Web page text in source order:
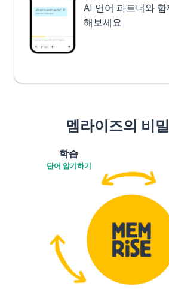
AI 언어 파트너와
해보세요
멤라이즈의 비
학습
단어 암기하기